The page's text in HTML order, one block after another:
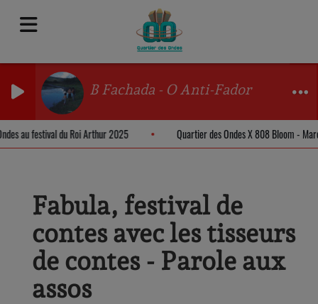
B Fachada - O Anti-Fador
au festival du Roi Arthur 2025 Quartier des Ondes X 808 Bloom -
Fabula, festival de
contes avec les tisseurs
de contes - Parole aux
assos